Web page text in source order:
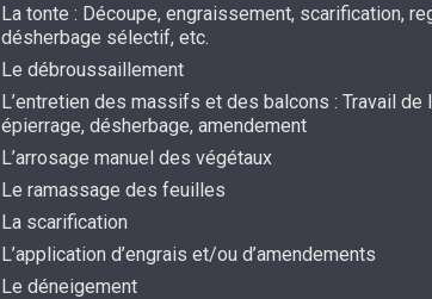
La tonte : Découpe, engraissement, scarification,
désherbage sélectif, etc.
Le débroussaillement
L’entretien des massifs et des balcons : Travail de
épierrage, désherbage, amendement
L’arrosage manuel des végétaux
Le ramassage des feuilles
La scarification
L’application d’engrais et/ou d’amendements
Le déneigement